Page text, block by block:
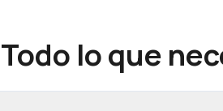
Todo lo que